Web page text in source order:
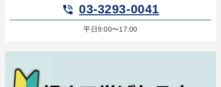
phone_in_talk 03-3293-0041
平日9:00〜17:00